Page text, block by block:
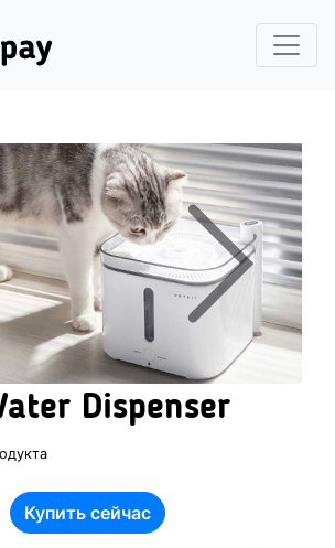
Dispenser
Купить сейчас